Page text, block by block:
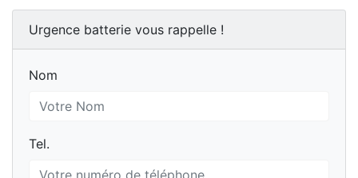
Urgence batterie vous rappelle !
Nom
Nom
Tel.
Tel.